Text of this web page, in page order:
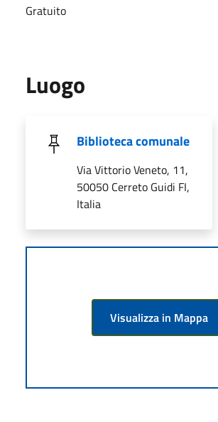
Gratuito
Luogo
Biblioteca comunale
Via Vittorio Veneto, 11,
50050 Cerreto Guidi FI,
Italia
Visualizza in Mappa